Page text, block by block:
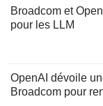
Broadcom et
pour les LLM
OpenAI dévoile
Broadcom pour